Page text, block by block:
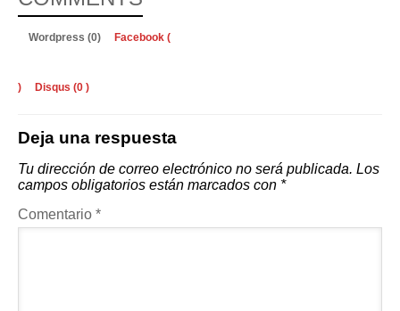
Wordpress (0) Facebook (
) Disqus (0 )
Deja una respuesta
Tu dirección de correo electrónico no será publicada. Los
campos obligatorios están marcados con *
Comentario *